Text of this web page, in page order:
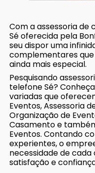
Com a assessoria
Sé oferecida pela
seu dispor uma
complementares
ainda mais especial.
Pesquisando
telefone Sé?
variadas que
Eventos, Assessoria
Organização de
Casamento e
Eventos. Contando
experientes, o
necessidade de
satisfação e